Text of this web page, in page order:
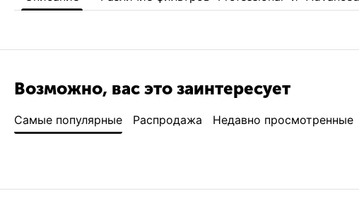
Возможно, вас это заинтересует
Самые популярные Распродажа Недавно просмотренные